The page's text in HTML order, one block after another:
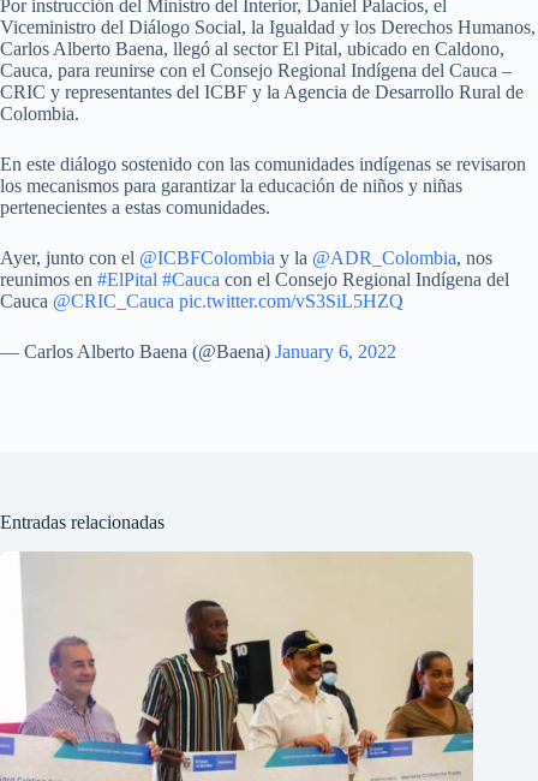
Por instrucción del Ministro del Interior, Daniel Palacios, el
Viceministro del Diálogo Social, la Igualdad y los Derechos Humanos,
Carlos Alberto Baena, llegó al sector El Pital, ubicado en Caldono,
Cauca, para reunirse con el Consejo Regional Indígena del Cauca –
CRIC y representantes del ICBF y la Agencia de Desarrollo Rural de
Colombia.
En este diálogo sostenido con las comunidades indígenas se revisaron
los mecanismos para garantizar la educación de niños y niñas
pertenecientes a estas comunidades.
Ayer, junto con el @ICBFColombia y la @ADR_Colombia, nos
reunimos en #ElPital #Cauca con el Consejo Regional Indígena del
Cauca @CRIC_Cauca pic.twitter.com/vS3SiL5HZQ
— Carlos Alberto Baena (@Baena) January 6, 2022
Entradas relacionadas